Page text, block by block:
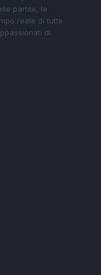
partite, le
reale di tutte
di